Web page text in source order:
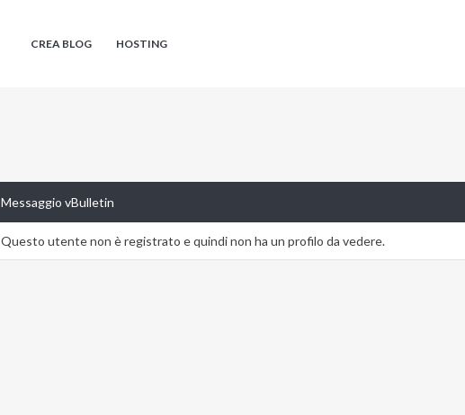
CREA BLOG HOSTING
Messaggio vBulletin
Questo utente non è registrato e quindi non ha un profilo da vedere.